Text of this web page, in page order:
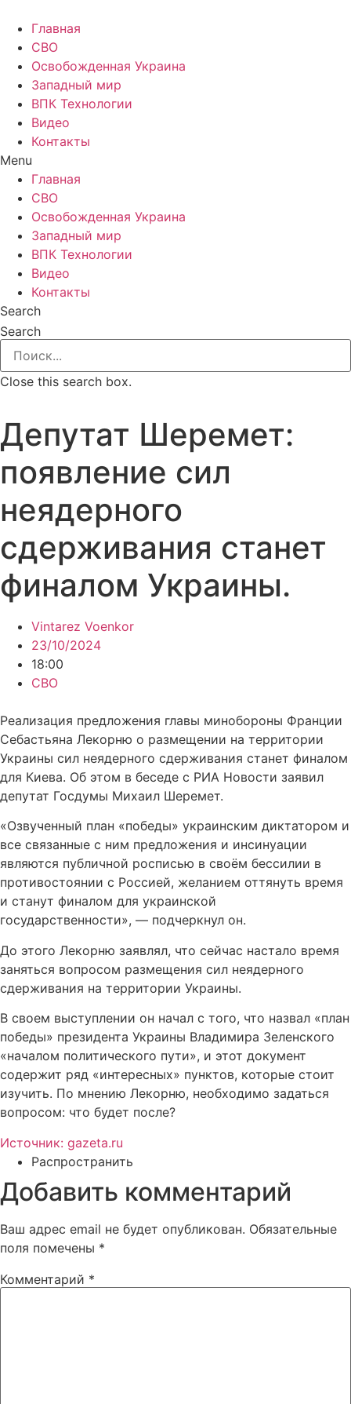
Главная
СВО
Освобожденная Украина
Западный мир
ВПК Технологии
Видео
Контакты
Menu
Главная
СВО
Освобожденная Украина
Западный мир
ВПК Технологии
Видео
Контакты
Search
Search
Close this search box.
Депутат Шеремет:
появление сил
неядерного
сдерживания станет
финалом Украины.
Vintarez Voenkor
23/10/2024
18:00
СВО
Реализация предложения главы минобороны Франции
Себастьяна Лекорню о размещении на территории
Украины сил неядерного сдерживания станет финалом
для Киева. Об этом в беседе с РИА Новости заявил
депутат Госдумы Михаил Шеремет.
«Озвученный план «победы» украинским диктатором и
все связанные с ним предложения и инсинуации
являются публичной росписью в своём бессилии в
противостоянии с Россией, желанием оттянуть время
и станут финалом для украинской
государственности», — подчеркнул он.
До этого Лекорню заявлял, что сейчас настало время
заняться вопросом размещения сил неядерного
сдерживания на территории Украины.
В своем выступлении он начал с того, что назвал «план
победы» президента Украины Владимира Зеленского
«началом политического пути», и этот документ
содержит ряд «интересных» пунктов, которые стоит
изучить. По мнению Лекорню, необходимо задаться
вопросом: что будет после?
Источник: gazeta.ru
Распространить
Добавить комментарий
Ваш адрес email не будет опубликован. Обязательные
поля помечены *
Комментарий *